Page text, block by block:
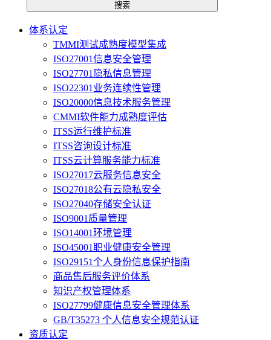
搜索
体系认定
TMMI测试成熟度模型集成
ISO27001信息安全管理
ISO27701隐私信息管理
ISO22301业务连续性管理
ISO20000信息技术服务管理
CMMI软件能力成熟度评估
ITSS运行维护标准
ITSS咨询设计标准
ITSS云计算服务能力标准
ISO27017云服务信息安全
ISO27018公有云隐私安全
ISO27040存储安全认证
ISO9001质量管理
ISO14001环境管理
ISO45001职业健康安全管理
ISO29151个人身份信息保护指南
商品售后服务评价体系
知识产权管理体系
ISO27799健康信息安全管理体系
GB/T35273 个人信息安全规范认证
资质认定